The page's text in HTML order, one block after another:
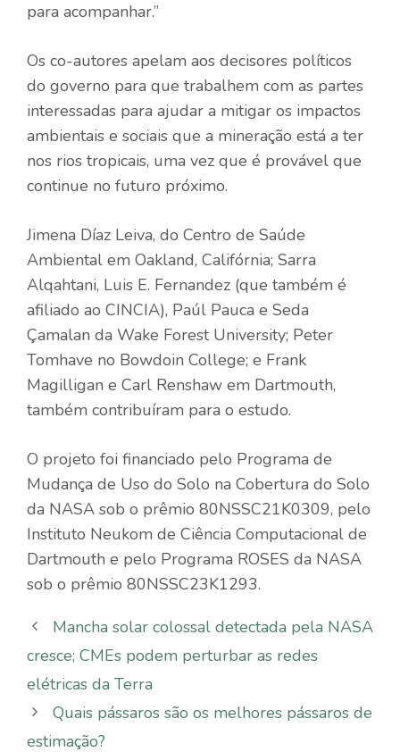
para acompanhar.”
Os co-autores apelam aos decisores políticos
do governo para que trabalhem com as partes
interessadas para ajudar a mitigar os impactos
ambientais e sociais que a mineração está a ter
nos rios tropicais, uma vez que é provável que
continue no futuro próximo.
Jimena Díaz Leiva, do Centro de Saúde
Ambiental em Oakland, Califórnia; Sarra
Alqahtani, Luis E. Fernandez (que também é
afiliado ao CINCIA), Paúl Pauca e Seda
Çamalan da Wake Forest University; Peter
Tomhave no Bowdoin College; e Frank
Magilligan e Carl Renshaw em Dartmouth,
também contribuíram para o estudo.
O projeto foi financiado pelo Programa de
Mudança de Uso do Solo na Cobertura do Solo
da NASA sob o prêmio 80NSSC21K0309, pelo
Instituto Neukom de Ciência Computacional de
Dartmouth e pelo Programa ROSES da NASA
sob o prêmio 80NSSC23K1293.
Mancha solar colossal detectada pela NASA
cresce; CMEs podem perturbar as redes
elétricas da Terra
Quais pássaros são os melhores pássaros de
estimação?